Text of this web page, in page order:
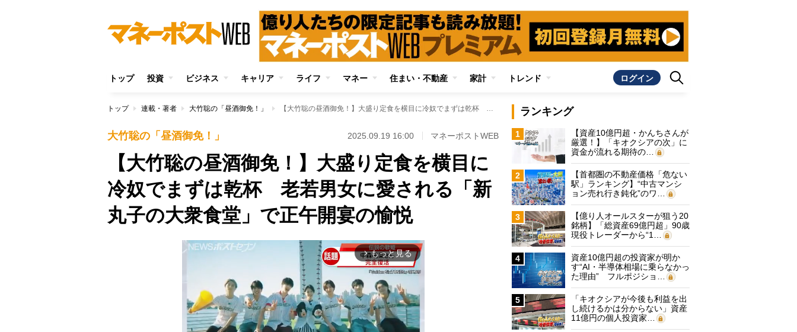
トップ 投資 ビジネス キャリア ライフ マネー 住まい・不動産 家計 トレンド ログイン
トップ 連載・著者 大竹聡の「昼酒御免！」 【大竹聡の昼酒御免！】大盛り定食を横目に冷奴でまずは乾杯 老若男女に愛される「新丸子の大衆食堂」で正午開宴の愉悦
大竹聡の「昼酒御免！」 2025.09.19 16:00 マネーポストWEB
【大竹聡の昼酒御免！】大盛り定食を横目に
冷奴でまずは乾杯 老若男女に愛される「新
丸子の大衆食堂」で正午開宴の愉悦
arrow_forward_ios もっと見る
ランキング
1
【資産10億円超・かんちさんが
厳選！】「キオクシアの次」に
資金が流れる期待の…
2
【首都圏の不動産価格「危ない
駅」ランキング】“中古マンシ
ョン売れ行き鈍化”のワ…
3
【億り人オールスターが狙う20
銘柄】「総資産69億円超」90歳
現役トレーダーから“1…
4
資産10億円超の投資家が明か
す“AI・半導体相場に乗らなかっ
た理由” フルポジショ…
5
「キオクシアが今後も利益を出
し続けるかは分からない」資産
11億円の個人投資家…